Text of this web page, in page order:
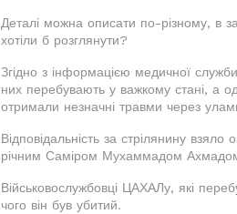
Деталі можна описати по-різному, в
хотіли б розглянути?
Згідно з інформацією медичної
них перебувають у важкому стані, а
отримали незначні травми через
Відповідальність за стрілянину
річним Саміром Мухаммадом
Військовослужбовці ЦАХАЛу, які
чого він був убитий.